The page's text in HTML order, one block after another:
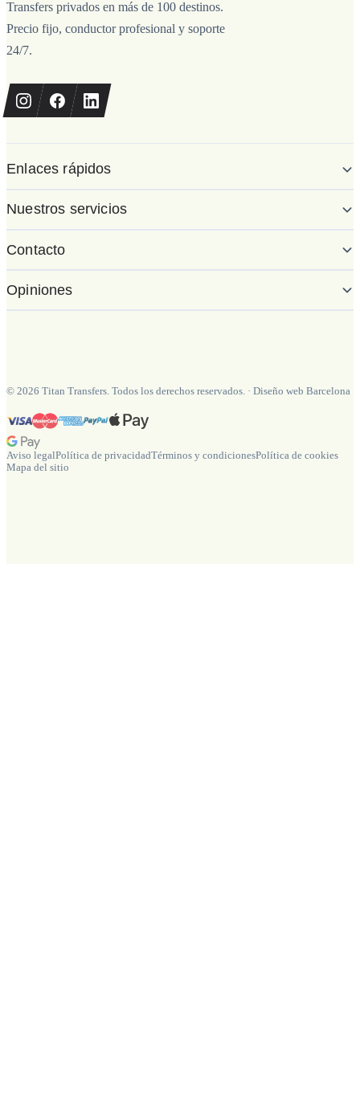
Transfers privados en más de 100 destinos.
Precio fijo, conductor profesional y soporte
24/7.
Enlaces rápidos
Nuestros servicios
Contacto
Opiniones
© 2026 Titan Transfers. Todos los derechos reservados. · Diseño web Barcelona
Aviso legalPolítica de privacidadTérminos y condicionesPolítica de cookies
Mapa del sitio